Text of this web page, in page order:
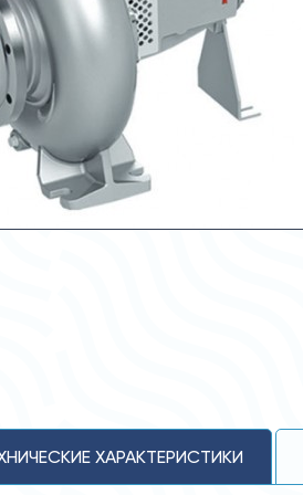
ХАРАКТЕРИСТИКИ